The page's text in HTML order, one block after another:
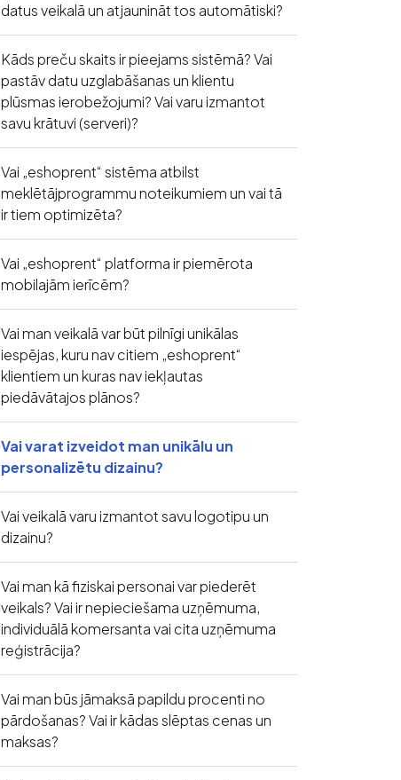
datus veikalā un atjaunināt tos automātiski?
Kāds preču skaits ir pieejams sistēmā? Vai
pastāv datu uzglabāšanas un klientu
plūsmas ierobežojumi? Vai varu izmantot
savu krātuvi (serveri)?
Vai „eshoprent“ sistēma atbilst
meklētājprogrammu noteikumiem un vai tā
ir tiem optimizēta?
Vai „eshoprent“ platforma ir piemērota
mobilajām ierīcēm?
Vai man veikalā var būt pilnīgi unikālas
iespējas, kuru nav citiem „eshoprent“
klientiem un kuras nav iekļautas
piedāvātajos plānos?
Vai varat izveidot man unikālu un
personalizētu dizainu?
Vai veikalā varu izmantot savu logotipu un
dizainu?
Vai man kā fiziskai personai var piederēt
veikals? Vai ir nepieciešama uzņēmuma,
individuālā komersanta vai cita uzņēmuma
reģistrācija?
Vai man būs jāmaksā papildu procenti no
pārdošanas? Vai ir kādas slēptas cenas un
maksas?